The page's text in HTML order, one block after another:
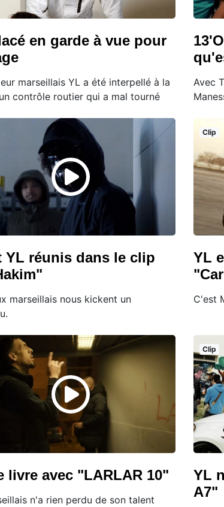
en garde à vue pour
marseillais YL a été interpellé à la
contrôle routier qui a mal tourné
Avec
YL réunis dans le clip
marseillais nous kickent un
Clip
YL
C'est
livre avec "LARLAR 10"
n'a rien perdu de son talent
Clip
YL
A7"